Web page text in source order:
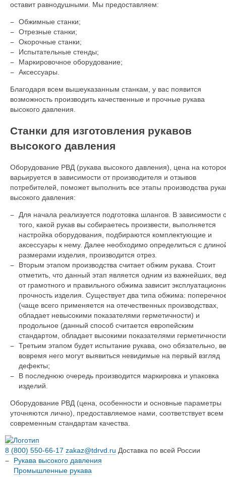
оставит равнодушными. Мы предоставляем:
Обжимные станки;
Отрезные станки;
Окорочные станки;
Испытательные стенды;
Маркировочное оборудование;
Аксессуары.
Благодаря всем вышеуказанным станкам, у вас появится
возможность производить качественные и прочные рукава
высокого давления.
Станки для изготовления рукавов
высокого давления
Оборудование РВД (рукава высокого давления), цена на
варьируется в зависимости от производителя и отзывов
потребителей, поможет выполнить все этапы производства
высокого давления:
Для начала реализуется подготовка шлангов. В зависимости
того, какой рукав вы собираетесь произвести, выполняется
настройка оборудования, подбираются комплектующие и
аксессуары к нему. Далее необходимо определиться с
размерами изделия, производится отрез.
Вторым этапом производства считает обжим рукава. Стоит
отметить, что данный этап является одним из важнейших,
от грамотного и правильного обжима зависит
прочность изделия. Существует два типа обжима:
(чаще всего применяется на отечественных производствах,
обладает невысокими показателями герметичности) и
продольное (данный способ считается европейским
стандартом, обладает высокими показателями
Третьим этапом будет испытание рукава, оно обязательно,
вовремя него могут выявиться невидимые на первый взгляд
дефекты;
В последнюю очередь производится маркировка и упаковка
изделий.
Оборудование РВД (цена, особенности и основные параметры
уточняются лично), предоставляемое нами, соответствует всем
современным стандартам качества.
8 (800) 550-66-17 zakaz@tdrvd.ru Доставка по всей России
Рукава высокого давления
Промышленные рукава